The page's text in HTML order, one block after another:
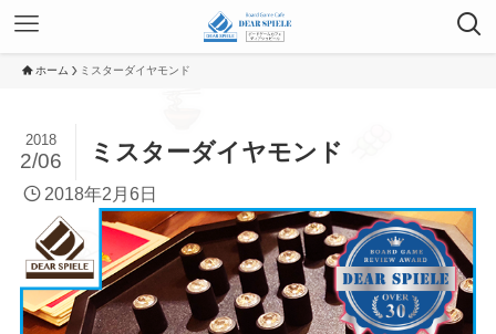
ホーム ミスターダイヤモンド
ミスターダイヤモンド
2018
2/06
2018年2月6日